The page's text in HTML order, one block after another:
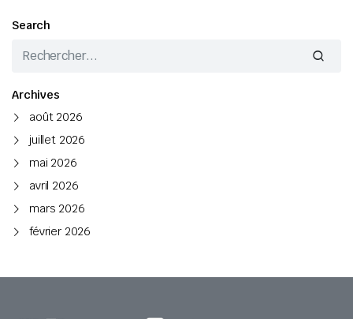
Search
Archives
août 2026
juillet 2026
mai 2026
avril 2026
mars 2026
février 2026